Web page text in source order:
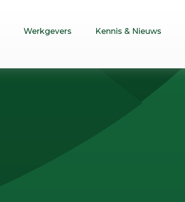
Werkgevers Kennis & Nieuws